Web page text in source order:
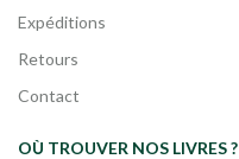
Expéditions
Retours
Contact
OÙ TROUVER NOS LIVRES ?